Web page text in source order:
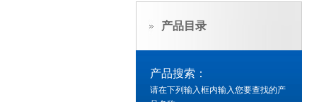
产品目录
产品搜索：
请在下列输入框内输入您要查找的产